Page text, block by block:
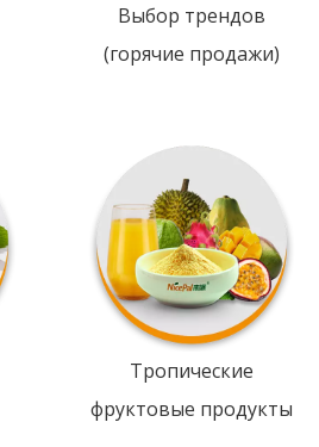
Выбор трендов
(горячие продажи)
Тропические
фруктовые продукты